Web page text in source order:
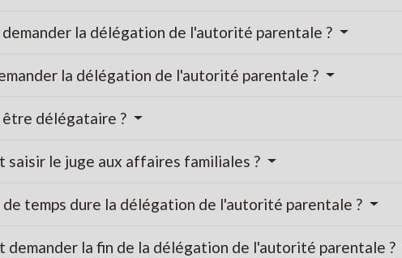
la délégation de l'autorité parentale ?
la délégation de l'autorité parentale ?
délégataire ?
saisir le juge aux affaires familiales ?
de temps dure la délégation de l'autorité parentale ?
demander la fin de la délégation de l'autorité parentale ?